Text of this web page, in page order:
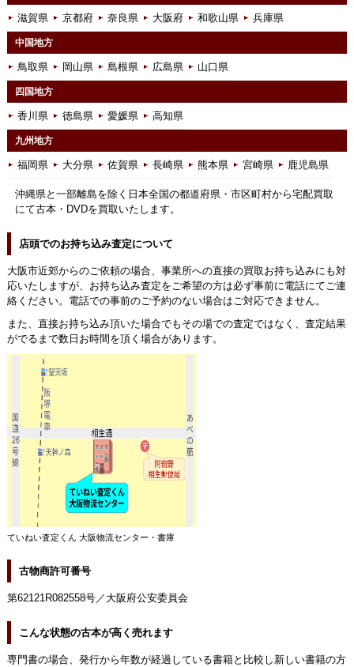
滋賀県 京都府 奈良県 大阪府 和歌山県 兵庫県
中国地方
鳥取県 岡山県 島根県 広島県 山口県
四国地方
香川県 徳島県 愛媛県 高知県
九州地方
福岡県 大分県 佐賀県 長崎県 熊本県 宮崎県 鹿児島県
沖縄県と一部離島を除く日本全国の都道府県・市区町村から宅配買取
にて古本・DVDを買取いたします。
店頭でのお持ち込み査定について
大阪市近郊からのご依頼の場合、事業所への直接の買取お持ち込みにも対
応いたしますが、お持ち込み査定をご希望の方は必ず事前に電話にてご連
絡ください。電話での事前のご予約のない場合はご対応できません。
また、直接お持ち込み頂いた場合でもその場での査定ではなく、査定結果
がでるまで数日お時間を頂く場合があります。
ていねい査定くん 大阪物流センター・書庫
古物商許可番号
第62121R082558号／大阪府公安委員会
こんな状態の古本が高く売れます
専門書の場合、発行から年数が経過している書籍と比較し新しい書籍の方